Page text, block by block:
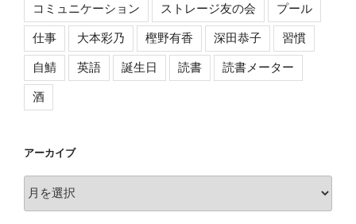
コミュニケーション ストレージ友の会 プール
仕事 大本彩乃 樫野有香 深田恭子 習慣
自鯖 英語 誕生日 読書 読書メーター
酒
アーカイブ
ー